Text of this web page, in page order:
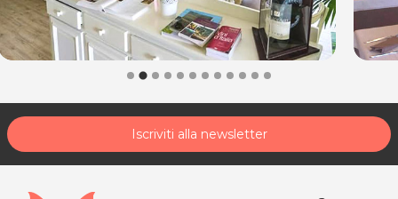
Iscriviti alla newsletter